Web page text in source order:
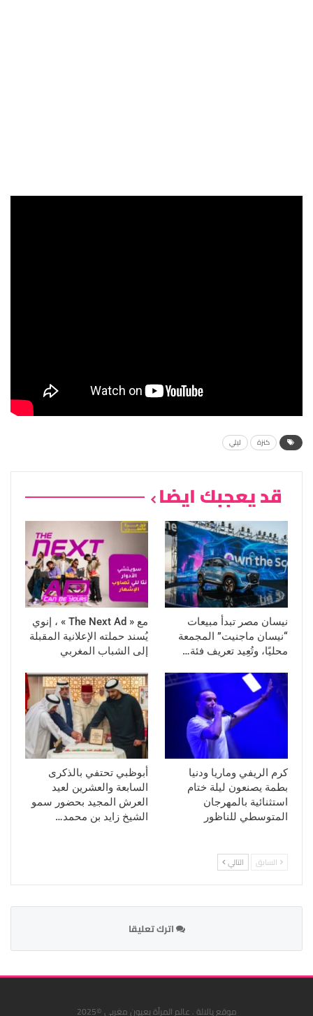
كنزة ليلي
قد يعجبك ايضا
نيسان مصر تبدأ مبيعات
“نيسان ماجنيت” المجمعة
محليًا، وتُعِيد تعريف فئة…
مع « The Next Ad » ، إنوي
يُسند حملته الإعلانية المقبلة
إلى الشباب المغربي
كرم الريفي وماريا ودنيا
بطمة يصنعون ليلة ختام
استثنائية بالمهرجان
المتوسطي للناظور
أبوظبي تحتفي بالذكرى
السابعة والعشرين لعيد
العرش المجيد بحضور سمو
الشيخ زايد بن محمد…
السابق التالي
اترك تعليقا
موقع يالالة . عالم المرأة بعيون مغربي ©2025